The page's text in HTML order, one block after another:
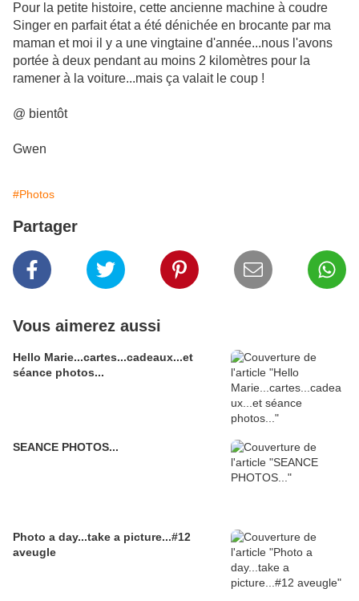
Pour la petite histoire, cette ancienne machine à coudre
Singer en parfait état a été dénichée en brocante par ma
maman et moi il y a une vingtaine d'année...nous l'avons
portée à deux pendant au moins 2 kilomètres pour la
ramener à la voiture...mais ça valait le coup !
@ bientôt
Gwen
#Photos
Partager
Vous aimerez aussi
Hello Marie...cartes...cadeaux...et
séance photos...
SEANCE PHOTOS...
Photo a day...take a picture...#12
aveugle